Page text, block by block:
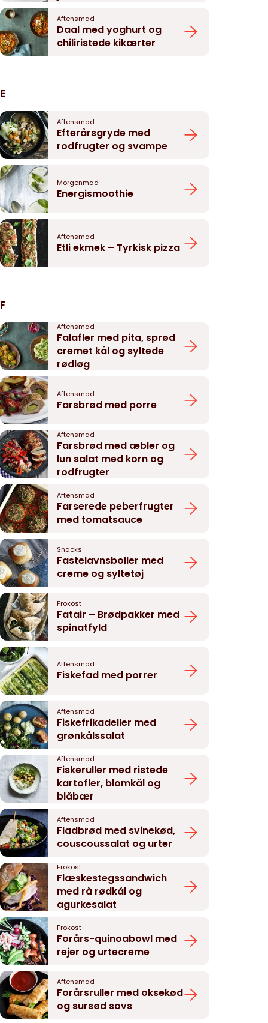
Aftensmad
Daal med yoghurt og
chiliristede kikærter
E
Aftensmad
Efterårsgryde med
rodfrugter og svampe
Morgenmad
Energismoothie
Aftensmad
Etli ekmek – Tyrkisk pizza
F
Aftensmad
Falafler med pita, sprød
cremet kål og syltede
rødløg
Aftensmad
Farsbrød med porre
Aftensmad
Farsbrød med æbler og
lun salat med korn og
rodfrugter
Aftensmad
Farserede peberfrugter
med tomatsauce
Snacks
Fastelavnsboller med
creme og syltetøj
Frokost
Fatair – Brødpakker med
spinatfyld
Aftensmad
Fiskefad med porrer
Aftensmad
Fiskefrikadeller med
grønkålssalat
Aftensmad
Fiskeruller med ristede
kartofler, blomkål og
blåbær
Aftensmad
Fladbrød med svinekød,
couscoussalat og urter
Frokost
Flæskestegssandwich
med rå rødkål og
agurkesalat
Frokost
Forårs-quinoabowl med
rejer og urtecreme
Aftensmad
Forårsruller med oksekød
og sursød sovs